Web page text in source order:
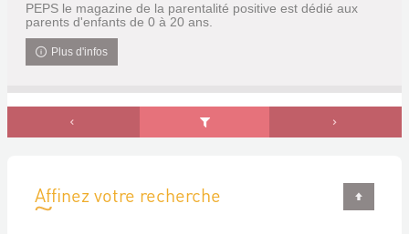
PEPS le magazine de la parentalité positive est dédié aux
parents d'enfants de 0 à 20 ans.
Plus d'infos
Affinez votre recherche